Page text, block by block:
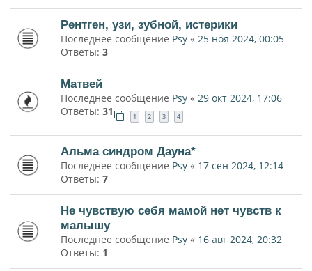
Рентген, узи, зубной, истерики
Последнее сообщение Psy « 25 ноя 2024, 00:05
Ответы: 3
Матвей
Последнее сообщение Psy « 29 окт 2024, 17:06
Ответы: 31 1 2 3 4
Альма синдром Дауна*
Последнее сообщение Psy « 17 сен 2024, 12:14
Ответы: 7
Не чувствую себя мамой нет чувств к
малышу
Последнее сообщение Psy « 16 авг 2024, 20:32
Ответы: 1